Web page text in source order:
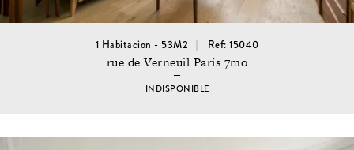
1 Habitacion - 53M2 Ref: 15040
rue de Verneuil París 7mo
INDISPONIBLE